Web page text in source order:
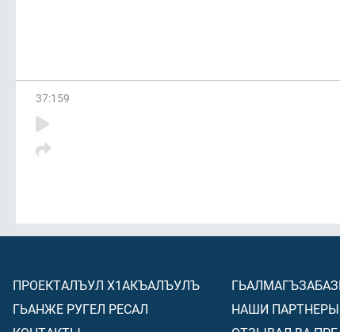
37:159
ПРОЕКТАЛЪУЛ Х1АКЪАЛЪУЛЪ
ГЬАНЖЕ РУГЕЛ РЕСАЛ
НАШИ ПАРТНЕРЫ